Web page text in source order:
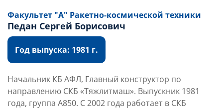
Факультет "А" Ракетно-космической техники
Педан Сергей Борисович
Год выпуска: 1981 г.
Начальник КБ АФЛ, Главный конструктор по
направлению СКБ «Тяжлитмаш». Выпускник 1981
года, группа А850. С 2002 года работает в СКБ